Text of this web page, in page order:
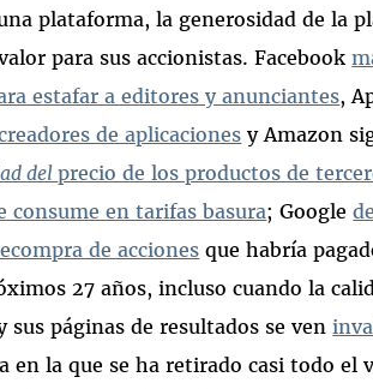
plataforma, la generosidad de la
para sus accionistas. Facebook
estafar a editores y anunciantes,
de aplicaciones y Amazon
delprecio de los productos de
consume en tarifas basura; Google
de acciones que habría
27 años, incluso cuando la
sus páginas de resultados se ven
en la que se ha retirado casi todo el